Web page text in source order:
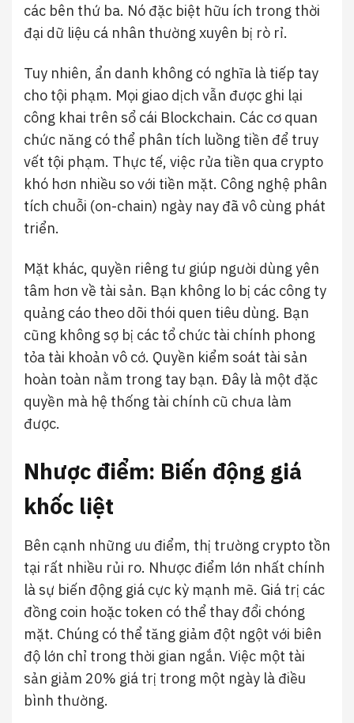
các bên thứ ba. Nó đặc biệt hữu ích trong thời
đại dữ liệu cá nhân thường xuyên bị rò rỉ.
Tuy nhiên, ẩn danh không có nghĩa là tiếp tay
cho tội phạm. Mọi giao dịch vẫn được ghi lại
công khai trên sổ cái Blockchain. Các cơ quan
chức năng có thể phân tích luồng tiền để truy
vết tội phạm. Thực tế, việc rửa tiền qua crypto
khó hơn nhiều so với tiền mặt. Công nghệ phân
tích chuỗi (on-chain) ngày nay đã vô cùng phát
triển.
Mặt khác, quyền riêng tư giúp người dùng yên
tâm hơn về tài sản. Bạn không lo bị các công ty
quảng cáo theo dõi thói quen tiêu dùng. Bạn
cũng không sợ bị các tổ chức tài chính phong
tỏa tài khoản vô cớ. Quyền kiểm soát tài sản
hoàn toàn nằm trong tay bạn. Đây là một đặc
quyền mà hệ thống tài chính cũ chưa làm
được.
Nhược điểm: Biến động giá
khốc liệt
Bên cạnh những ưu điểm, thị trường crypto tồn
tại rất nhiều rủi ro. Nhược điểm lớn nhất chính
là sự biến động giá cực kỳ mạnh mẽ. Giá trị các
đồng coin hoặc token có thể thay đổi chóng
mặt. Chúng có thể tăng giảm đột ngột với biên
độ lớn chỉ trong thời gian ngắn. Việc một tài
sản giảm 20% giá trị trong một ngày là điều
bình thường.